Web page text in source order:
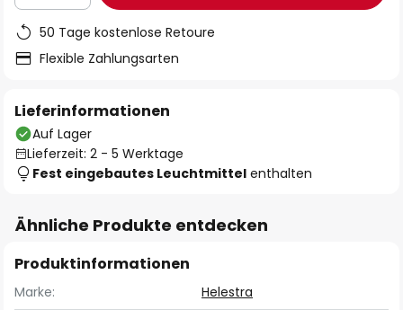
50 Tage kostenlose Retoure
Flexible Zahlungsarten
Lieferinformationen
Auf Lager
Lieferzeit: 2 - 5 Werktage
Fest eingebautes Leuchtmittel enthalten
Ähnliche Produkte entdecken
Produktinformationen
Marke:
Helestra